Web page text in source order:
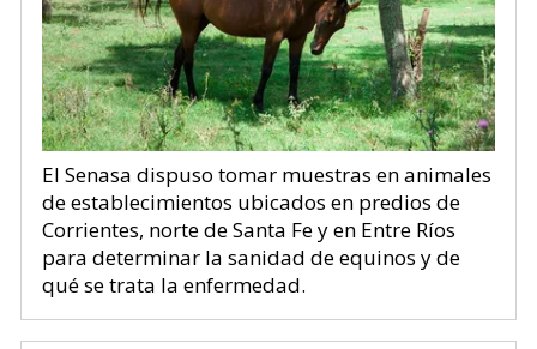
El Senasa dispuso tomar muestras en animales
de establecimientos ubicados en predios de
Corrientes, norte de Santa Fe y en Entre Ríos
para determinar la sanidad de equinos y de
qué se trata la enfermedad.